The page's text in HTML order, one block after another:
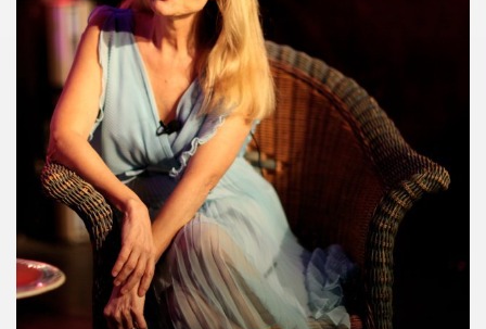
VICTOR dans "Tribu Move" (octobre 2019) pour
de MARIE FRANCE dans "Liberation" (19 et
dans "ROCKFOLKsvp" (novembre 2019), par
de MARIE FRANCE par JEAN WILLIAM
textes de PATRICK LOISEAU, produit par RENAUD) de
album "Tendre assassine" dans le mensuel "Causeur"
15 septembre 2019 a Paris pour la promotion de son